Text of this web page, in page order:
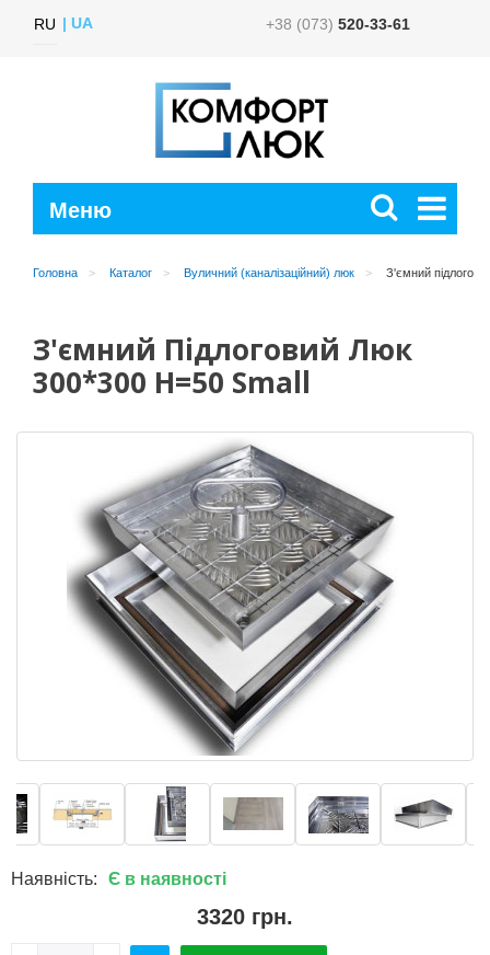
RU UA +38 (073) 520-33-61
Головна Каталог Вуличний (каналізаційний) люк З'ємний
З'ємний Підлоговий Люк
300*300 H=50 Small
Наявність: Є в наявності
3320 грн.